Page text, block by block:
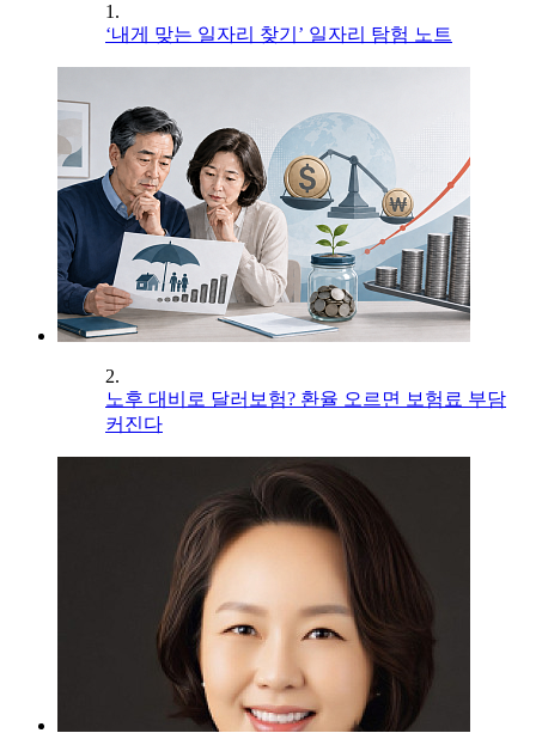
1.
‘내게 맞는 일자리 찾기’ 일자리 탐험 노트
2.
노후 대비로 달러보험? 환율 오르면 보험료 부담
커진다